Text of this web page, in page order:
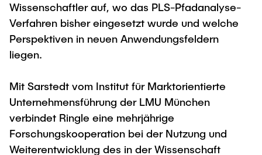
Wissenschaftler auf, wo das PLS-Pfadanalyse-
Verfahren bisher eingesetzt wurde und welche
Perspektiven in neuen Anwendungsfeldern
liegen.
Mit Sarstedt vom Institut für Marktorientierte
Unternehmensführung der LMU München
verbindet Ringle eine mehrjährige
Forschungskooperation bei der Nutzung und
Weiterentwicklung des in der Wissenschaft